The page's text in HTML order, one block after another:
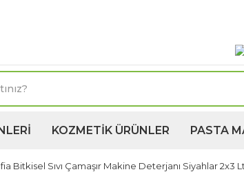
KOZMETİK ÜRÜNLER PASTA
Bitkisel Sıvı Çamaşır Makine Deterjanı Siyahlar 2x3 Lt